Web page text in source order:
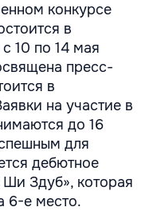
конкурсе
в
10 по 14 мая
пресс-
в
на участие в
до 16
для
дебютное
Здуб», которая
6-е место.